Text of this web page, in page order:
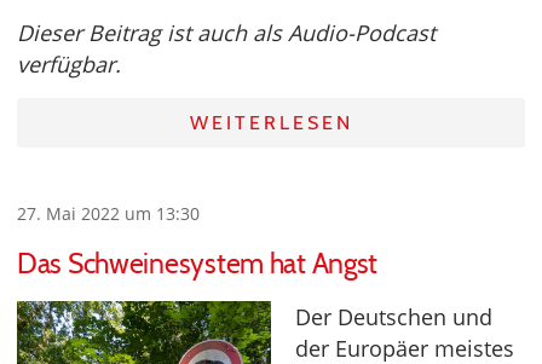
Dieser Beitrag ist auch als Audio-Podcast
verfügbar.
WEITERLESEN
27. Mai 2022 um 13:30
Das Schweinesystem hat Angst
Der Deutschen und
der Europäer meistes